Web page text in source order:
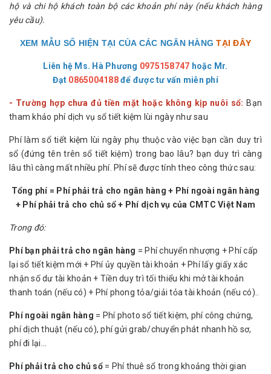
hộ và chi hộ khách toàn bộ các khoản phí này (nếu khách hàng
yêu cầu).
XEM MẪU SỔ HIỆN TẠI CỦA CÁC NGÂN HÀNGTẠI ĐÂY
Liên hệ Ms. Hà Phương 0975158747 hoặc Mr.
Đạt 0865004188 để được tư vấn miễn phí
- Trường hợp chưa đủ tiền mặt hoặc không kịp nuôi sổ:Bạn
tham khảo phí dịch vụ sổ tiết kiệm lùi ngày như sau
Phí làm sổ tiết kiệm lùi ngày phụ thuộc vào việc bạn cần duy trì
sổ (đứng tên trên sổ tiết kiệm) trong bao lâu? bạn duy trì càng
lâu thì càng mất nhiều phí. Phí sẽ được tính theo công thức sau:
Tổng phí = Phí phải trả cho ngân hàng + Phí ngoài ngân hàng
+ Phí phải trả cho chủ sổ + Phí dịch vụ của CMTC Việt Nam
Trong đó:
Phí bạn phải trả cho ngân hàng = Phí chuyển nhượng + Phí cấp
lại sổ tiết kiệm mới + Phí ủy quyền tài khoản + Phí lấy giấy xác
nhận số dư tài khoản + Tiền duy trì tối thiểu khi mở tài khoản
thanh toán (nếu có) + Phí phong tỏa/giải tỏa tài khoản (nếu có)..
Phí ngoài ngân hàng = Phí photo sổ tiết kiệm, phí công chứng,
phí dịch thuật (nếu có), phí gửi grab/chuyển phát nhanh hồ sơ,
phí đi lại...
Phí phải trả cho chủ sổ= Phí thuê sổ trong khoảng thời gian